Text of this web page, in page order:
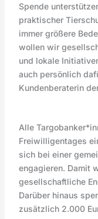
Spende
praktischer
immer größere
wollen wir
und lokale
auch persönlich
Kundenberaterin
Alle
Freiwilligentages
sich bei einer
engagieren. Damit
gesellschaftliche
Darüber hinaus
zusätzlich 2.000